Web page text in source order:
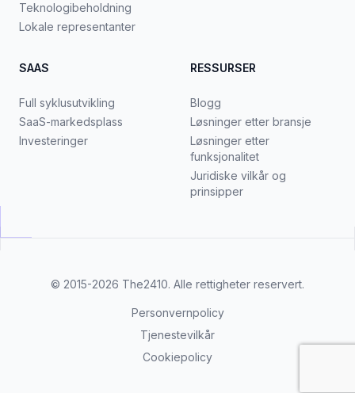
Teknologibeholdning
Lokale representanter
SAAS
Full syklusutvikling
SaaS-markedsplass
Investeringer
RESSURSER
Blogg
Løsninger etter bransje
Løsninger etter
funksjonalitet
Juridiske vilkår og
prinsipper
© 2015-2026 The2410. Alle rettigheter reservert.
Personvernpolicy
Tjenestevilkår
Cookiepolicy